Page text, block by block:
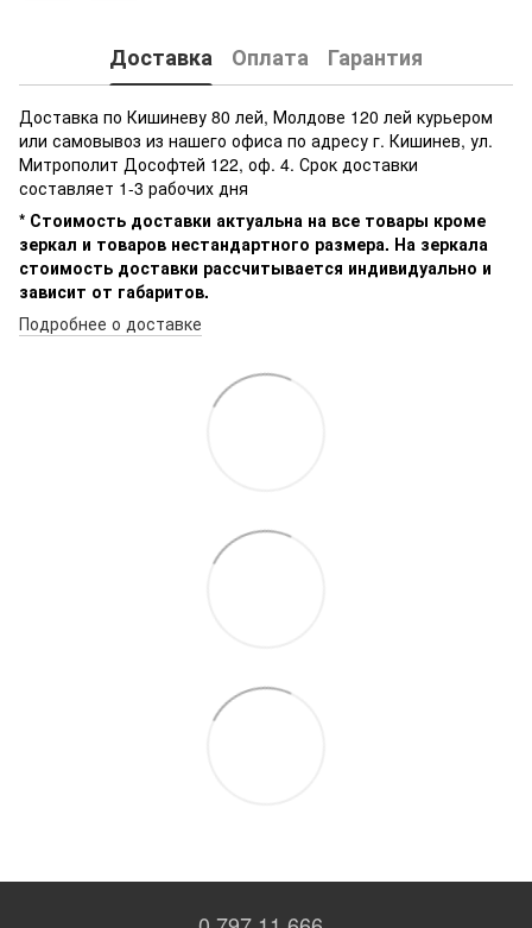
Доставка Оплата Гарантия
Доставка по Кишиневу 80 лей, Молдове 120 лей курьером
или самовывоз из нашего офиса по адресу г. Кишинев, ул.
Митрополит Дософтей 122, оф. 4. Срок доставки
составляет 1-3 рабочих дня
* Стоимость доставки актуальна на все товары кроме
зеркал и товаров нестандартного размера. На зеркала
стоимость доставки рассчитывается индивидуально и
зависит от габаритов.
Подробнее о доставке